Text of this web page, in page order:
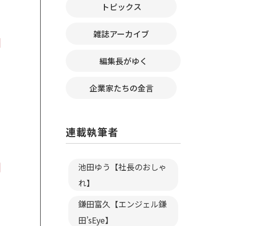
トピックス
雑誌アーカイブ
編集長がゆく
企業家たちの金言
連載執筆者
池田ゆう【社長のおしゃ
れ】
鎌田富久【エンジェル鎌
田’sEye】